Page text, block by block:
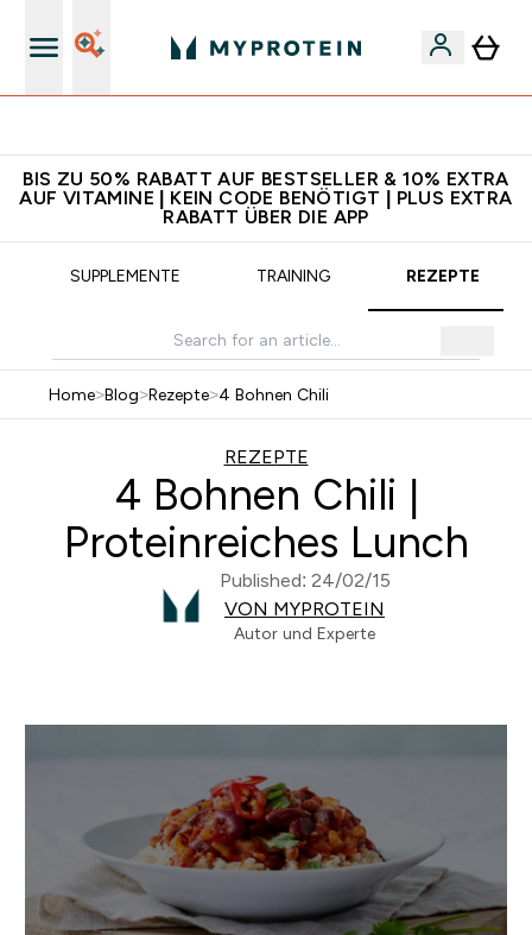
BIS ZU 50% RABATT AUF BESTSELLER & 10% EXTRA
AUF VITAMINE | KEIN CODE BENÖTIGT | PLUS EXTRA
RABATT ÜBER DIE APP
SUPPLEMENTE TRAINING REZEPTE
Home>Blog>Rezepte>4 Bohnen Chili
REZEPTE
4 Bohnen Chili |
Proteinreiches Lunch
Published: 24/02/15
VON MYPROTEIN
Autor und Experte